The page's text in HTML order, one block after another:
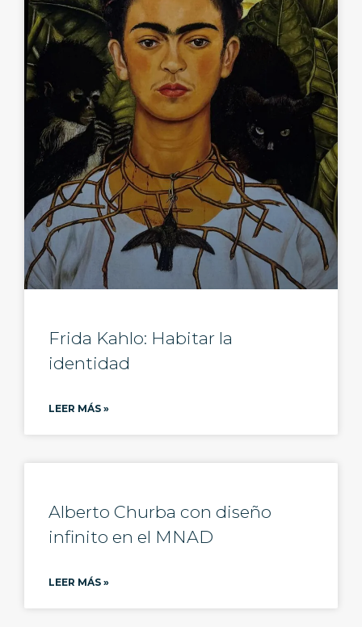
Frida Kahlo: Habitar la
identidad
LEER MÁS »
Alberto Churba con diseño
infinito en el MNAD
LEER MÁS »